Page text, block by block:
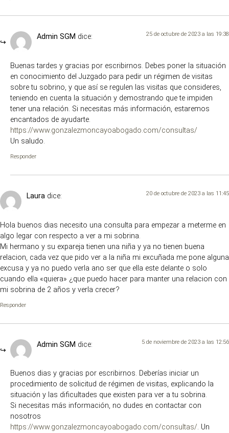
Admin SGM dice: 25 de octubre de 2023 a las 19:38
Buenas tardes y gracias por escribirnos. Debes poner la situación
en conocimiento del Juzgado para pedir un régimen de visitas
sobre tu sobrino, y que así se regulen las visitas que consideres,
teniendo en cuenta la situación y demostrando que te impiden
tener una relación. Si necesitas más información, estaremos
encantados de ayudarte.
https://www.gonzalezmoncayoabogado.com/consultas/
Un saludo.
Responder
Laura dice: 20 de octubre de 2023 a las 11:45
Hola buenos dias necesito una consulta para empezar a meterme en
algo legar con respecto a ver a mi sobrina.
Mi hermano y su expareja tienen una niña y ya no tienen buena
relacion, cada vez que pido ver a la niña mi excuñada me pone alguna
excusa y ya no puedo verla ano ser que ella este delante o solo
cuando ella «quiera» ¿que puedo hacer para manter una relacion con
mi sobrina de 2 años y verla crecer?
Responder
Admin SGM dice: 5 de noviembre de 2023 a las 12:56
Buenos dias y gracias por escribirnos. Deberías iniciar un
procedimiento de solicitud de régimen de visitas, explicando la
situación y las dificultades que existen para ver a tu sobrina.
Si necesitas más información, no dudes en contactar con
nosotros
https://www.gonzalezmoncayoabogado.com/consultas/. Un